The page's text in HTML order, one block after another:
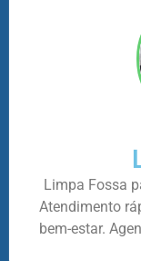
Limpa Fossa
Atendimento
bem-estar.